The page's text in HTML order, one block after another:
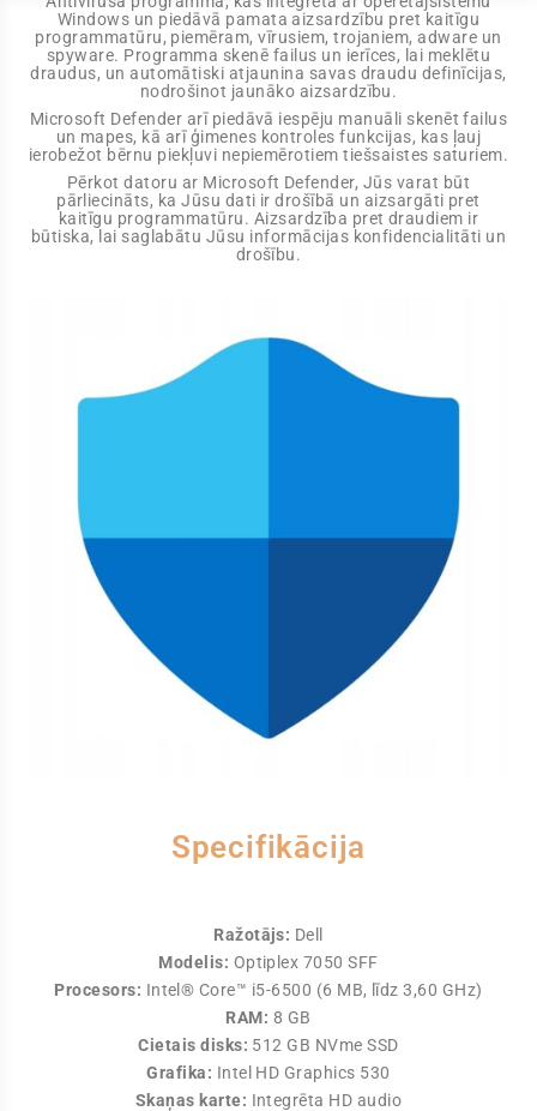
Windows un piedāvā pamata aizsardzību pret kaitīgu
programmatūru, piemēram, vīrusiem, trojaniem, adware un
spyware. Programma skenē failus un ierīces, lai meklētu
draudus, un automātiski atjaunina savas draudu definīcijas,
nodrošinot jaunāko aizsardzību.
Microsoft Defender arī piedāvā iespēju manuāli skenēt failus
un mapes, kā arī ģimenes kontroles funkcijas, kas ļauj
ierobežot bērnu piekļuvi nepiemērotiem tiešsaistes saturiem.
Pērkot datoru ar Microsoft Defender, Jūs varat būt
pārliecināts, ka Jūsu dati ir drošībā un aizsargāti pret
kaitīgu programmatūru. Aizsardzība pret draudiem ir
būtiska, lai saglabātu Jūsu informācijas konfidencialitāti un
drošību.
Specifikācija
Ražotājs: Dell
Modelis: Optiplex 7050 SFF
Procesors: Intel® Core™ i5-6500 (6 MB, līdz 3,60 GHz)
RAM: 8 GB
Cietais disks: 512 GB NVme SSD
Grafika: Intel HD Graphics 530
Skaņas karte: Integrēta HD audio